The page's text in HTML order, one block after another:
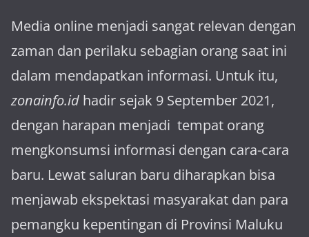
Media online menjadi sangat relevan dengan
za­man dan perilaku sebagian orang saat ini
dalam mendapatkan informasi. Untuk itu,
zonainfo.id hadir sejak 9 September 2021,
dengan harapan menjadi tem­pat orang
mengkonsumsi informasi dengan cara-cara
baru. Lewat sa­luran ba­ru diharapkan bisa
menja­wab ekspektasi masya­rakat dan para
pemangku kepen­tingan di Provinsi Maluku